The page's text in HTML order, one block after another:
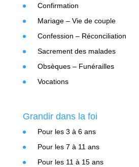
Confirmation
Mariage – Vie de couple
Confession – Réconciliation
Sacrement des malades
Obsèques – Funérailles
Vocations
Grandir dans la foi
Pour les 3 à 6 ans
Pour les 7 à 11 ans
Pour les 11 à 15 ans